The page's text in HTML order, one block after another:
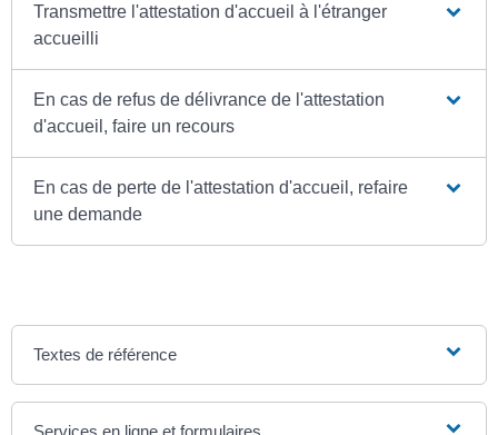
Transmettre l'attestation d'accueil à l'étranger
accueilli
En cas de refus de délivrance de l'attestation
d'accueil, faire un recours
En cas de perte de l'attestation d'accueil, refaire
une demande
Textes de référence
Services en ligne et formulaires